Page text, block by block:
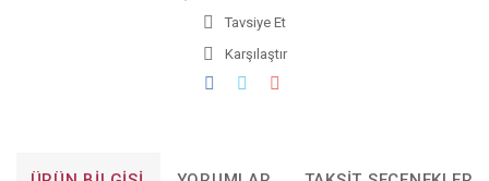
Tavsiye Et
Karşılaştır